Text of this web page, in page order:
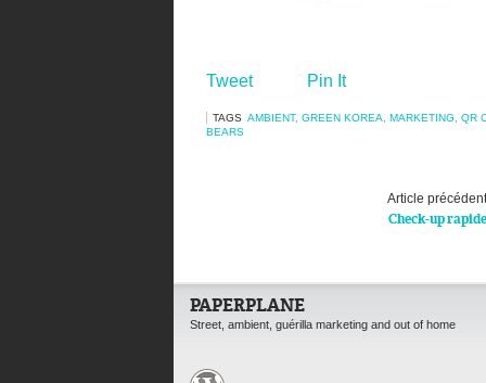
Tweet Pin It
TAGS AMBIENT, GREEN KOREA MARKETING
QR
BEARS
Article précédent
Check-up rapide
PAPERPLANE
Street, ambient, guérilla marketing and out of home